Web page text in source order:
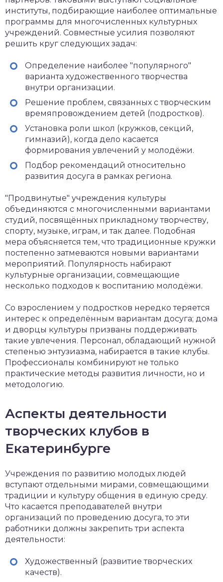
институты, подбирающие наиболее оптимальные
программы для многочисленных культурных
учреждений. Совместные усилия позволяют
решить круг следующих задач:
Определение наиболее "популярного"
варианта художественного творчества
внутри организации.
Решение проблем, связанных с творческим
времяпровождением детей (подростков).
Установка роли школ (кружков, секций,
гимназий), когда дело касается
формирования увлечений у молодёжи.
Подбор рекомендаций относительно
развития досуга в рамках региона.
"Продвинутые" учреждения культуры
объединяются с многочисленными вариантами
студий, посвящённых прикладному творчеству,
спорту, музыке, играм, и так далее. Подобная
мера объясняется тем, что традиционные кружки
постепенно затмеваются новыми вариантами
мероприятий. Популярность набирают
культурные организации, совмещающие
несколько подходов к воспитанию молодёжи.
Со взрослением у подростков нередко теряется
интерес к определённым вариантам досуга; дома
и дворцы культуры призваны поддерживать
такие увлечения. Персонал, обладающий нужной
степенью энтузиазма, набирается в такие клубы.
Профессионалы комбинируют не только
практические методы развития личности, но и
методологию.
Аспекты деятельности
творческих клубов в
Екатеринбурге
Учреждения по развитию молодых людей
вступают отдельными мирами, совмещающими
традиции и культуру общения в единую среду.
Что касается преподавателей внутри
организаций по проведению досуга, то эти
работники должны закрепить три аспекта
деятельности:
Художественный (развитие творческих
качеств).